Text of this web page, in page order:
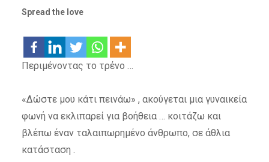
Spread the love
Περιμένοντας το τρένο …
«Δώστε μου κάτι πεινάω» , ακούγεται μια γυναικεία
φωνή να εκλιπαρεί για βοήθεια … κοιτάζω και
βλέπω έναν ταλαιπωρημένο άνθρωπο, σε άθλια
κατάσταση .